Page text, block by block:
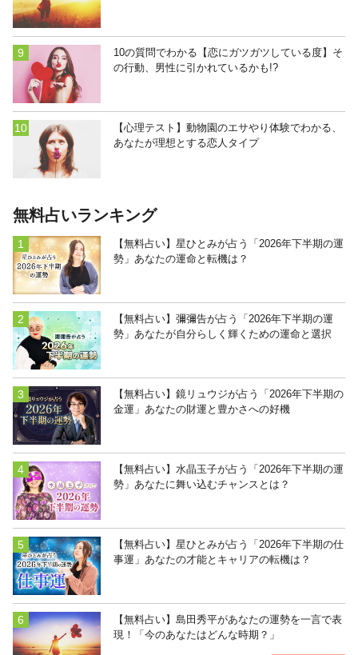
10の質問でわかる【恋にガツガツしている度】そ
の行動、男性に引かれているかも!?
【心理テスト】動物園のエサやり体験でわかる、
あなたが理想とする恋人タイプ
無料占いランキング
【無料占い】星ひとみが占う「2026年下半期の運
勢」あなたの運命と転機は？
【無料占い】彌彌告が占う「2026年下半期の運
勢」あなたが自分らしく輝くための運命と選択
【無料占い】鏡リュウジが占う「2026年下半期の
金運」あなたの財運と豊かさへの好機
【無料占い】水晶玉子が占う「2026年下半期の運
勢」あなたに舞い込むチャンスとは？
【無料占い】星ひとみが占う「2026年下半期の仕
事運」あなたの才能とキャリアの転機は？
【無料占い】島田秀平があなたの運勢を一言で表
現！「今のあなたはどんな時期？」